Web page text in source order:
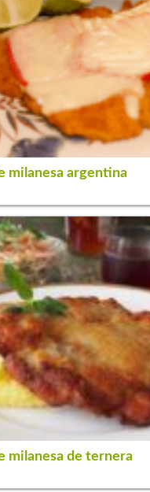
milanesa argentina
milanesa de ternera